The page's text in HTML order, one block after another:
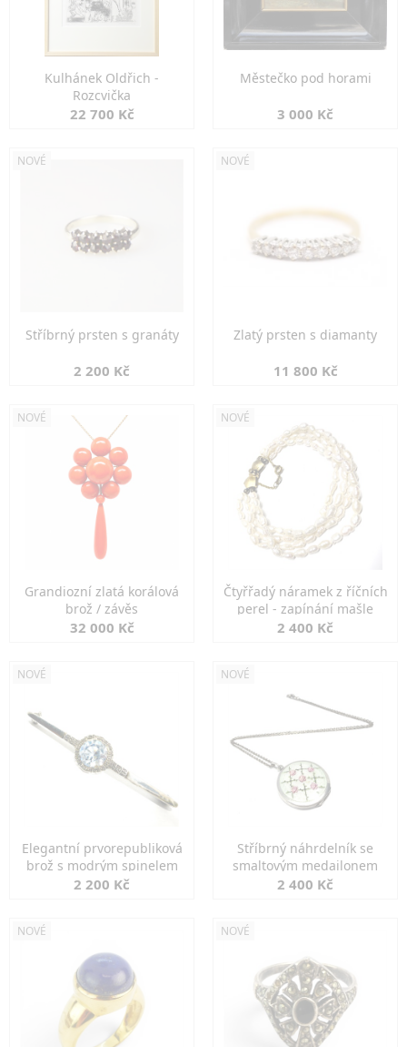
Kulhánek Oldřich -
Rozcvička
22 700 Kč
Městečko pod horami
3 000 Kč
NOVÉ
Stříbrný prsten s granáty
2 200 Kč
NOVÉ
Zlatý prsten s diamanty
11 800 Kč
NOVÉ
Grandiozní zlatá korálová
brož / závěs
32 000 Kč
NOVÉ
Čtyřřadý náramek z říčních
perel - zapínání mašle
2 400 Kč
NOVÉ
Elegantní prvorepubliková
brož s modrým spinelem
2 200 Kč
NOVÉ
Stříbrný náhrdelník se
smaltovým medailonem
2 400 Kč
NOVÉ NOVÉ